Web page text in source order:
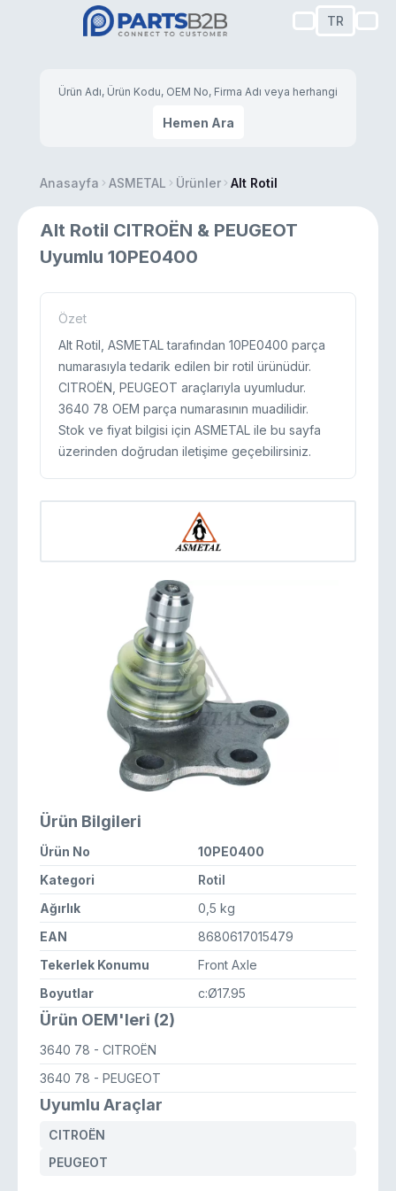
TR
Hemen Ara
Anasayfa ASMETAL Ürünler Alt Rotil
Alt Rotil CITROËN & PEUGEOT
Uyumlu 10PE0400
Özet
Alt Rotil, ASMETAL tarafından 10PE0400 parça
numarasıyla tedarik edilen bir rotil ürünüdür.
CITROËN, PEUGEOT araçlarıyla uyumludur.
3640 78 OEM parça numarasının muadilidir.
Stok ve fiyat bilgisi için ASMETAL ile bu sayfa
üzerinden doğrudan iletişime geçebilirsiniz.
Ürün Bilgileri
Ürün No
10PE0400
Kategori
Rotil
Ağırlık
0,5 kg
EAN
8680617015479
Tekerlek Konumu
Front Axle
Boyutlar
c:Ø17.95
Ürün OEM'leri (2)
3640 78 - CITROËN
3640 78 - PEUGEOT
Uyumlu Araçlar
CITROËN
PEUGEOT